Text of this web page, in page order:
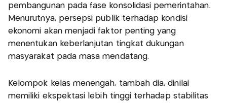
pembangunan pada fase konsolidasi pemerintahan.
Menurutnya, persepsi publik terhadap kondisi
ekonomi akan menjadi faktor penting yang
menentukan keberlanjutan tingkat dukungan
masyarakat pada masa mendatang.
Kelompok kelas menengah, tambah dia, dinilai
memiliki ekspektasi lebih tinggi terhadap stabilitas